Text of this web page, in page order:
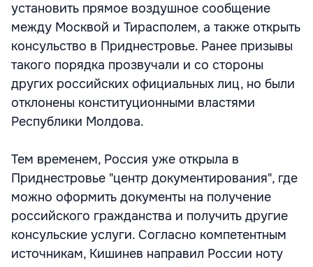
установить прямое воздушное сообщение
между Москвой и Тирасполем, а также открыть
консульство в Приднестровье. Ранее призывы
такого порядка прозвучали и со стороны
других российских официальных лиц, но были
отклонены конституционными властями
Республики Молдова.
Тем временем, Россия уже открыла в
Приднестровье "центр документирования", где
можно оформить документы на получение
российского гражданства и получить другие
консульские услуги. Согласно компетентным
источникам, Кишинев направил России ноту